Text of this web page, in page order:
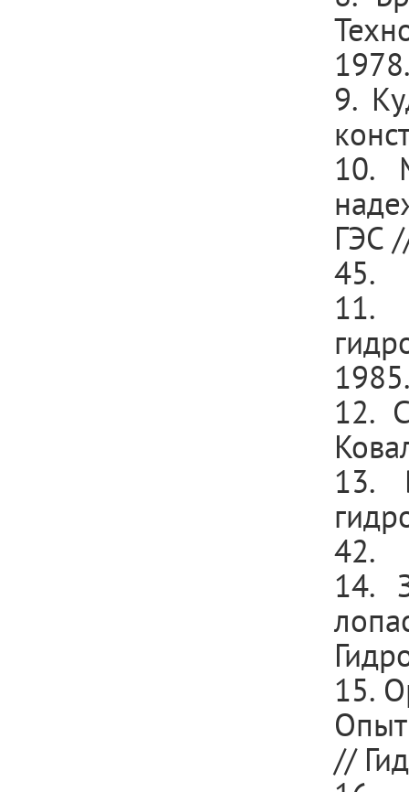
9.
10.
ГЭС
45.
11.
12.
13.
42.
14.
15.
//